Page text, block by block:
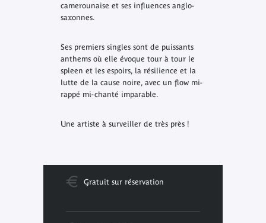
camerounaise et ses influences anglo-
saxonnes.
Ses premiers singles sont de puissants
anthems où elle évoque tour à tour le
spleen et les espoirs, la résilience et la
lutte de la cause noire, avec un flow mi-
rappé mi-chanté imparable.
Une artiste à surveiller de très près !
Gratuit sur réservation